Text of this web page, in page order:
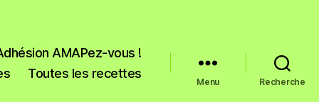
AMAPez-vous !
Toutes les recettes
Menu Recherche